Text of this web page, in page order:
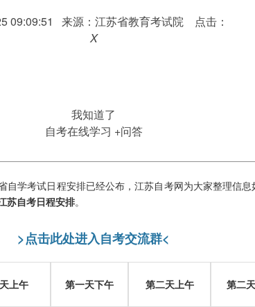
09:09:51 来源：江苏省教育考试院 点击：
X
我知道了
自考在线学习 +问答
自学考试日程安排已经公布，江苏自考网为大家整理信
苏自考日程安排。
>点击此处进入自考交流群<
上午 第一天下午 第二天上午 第二